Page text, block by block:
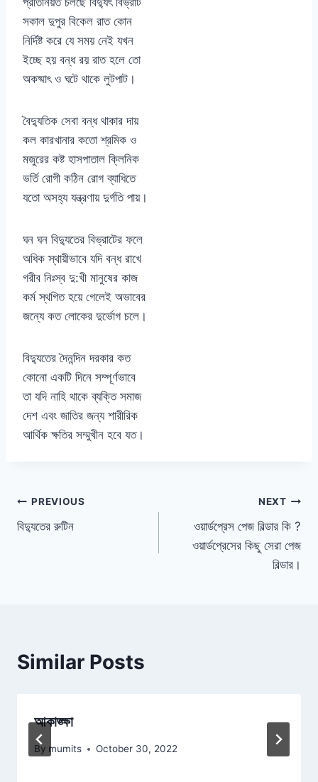
সকাল দুপুর বিকেল রাত কোন
নির্দিষ্ট করে যে সময় নেই যখন
ইচ্ছে হয় বন্ধ রয় রাত হলে তো
অকষ্মাৎ ও ঘটে থাকে লুটপাট।
বৈদ্যুতিক সেবা বন্ধ থাকার দায়
কল কারখানার কতো শ্রমিক ও
মজুরের কষ্ট হাসপাতাল ক্লিনিক
ভর্তি রোগী কঠিন রোগ ব্যাধিতে
যতো অসহ্য যন্ত্রণায় দুর্গতি পায়।
ঘন ঘন বিদ্যুতের বিভ্রাটের ফলে
অধিক স্থায়ীভাবে যদি বন্ধ রাখে
গরীব নিঃস্ব দু:খী মানুষের কাজ
কর্ম স্থগিত হয়ে গেলেই অভাবের
জন্যে কত লোকের দুর্ভোগ চলে।
বিদ্যুতের দৈনন্দিন দরকার কত
কোনো একটি দিনে সম্পূর্ণভাবে
তা যদি নাহি থাকে ব্যক্তি সমাজ
দেশ এবং জাতির জন্য শারীরিক
আর্থিক ক্ষতির সম্মুখীন হবে যত।
Post
navigation
PREVIOUS
বিদ্যুতের রুটিন
NEXT
ওয়ার্ডপ্রেস পেজ বিল্ডার কি ?
ওয়ার্ডপ্রেসের কিছু সেরা পেজ
বিল্ডার।
Similar Posts
আকাঙ্ক্ষা
By mumits October 30, 2022